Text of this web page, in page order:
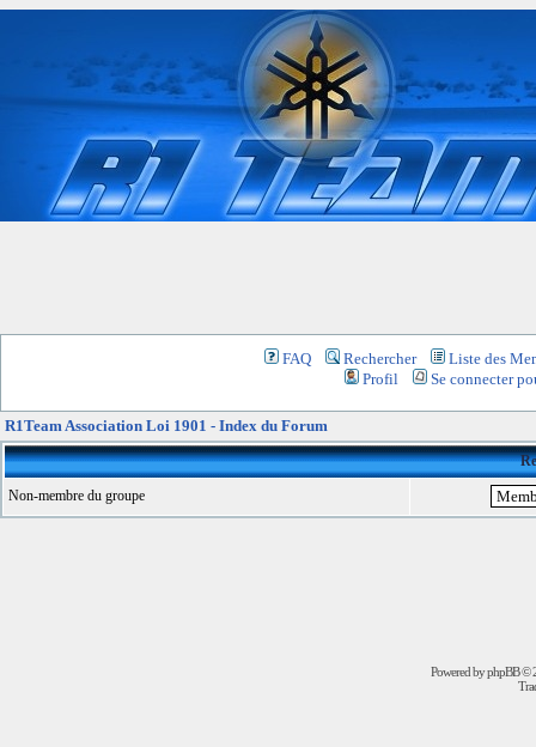
FAQ Rechercher
Liste des
Profil
Se connecter
R1Team Association Loi 1901 - Index du Forum
Non-membre du groupe
Powered byphpBB©